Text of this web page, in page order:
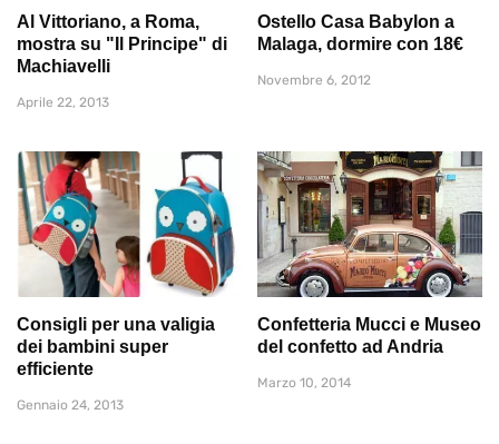
Al Vittoriano, a Roma,
mostra su "Il Principe" di
Machiavelli
Aprile 22, 2013
Ostello Casa Babylon a
Malaga, dormire con 18€
Novembre 6, 2012
Consigli per una valigia
dei bambini super
efficiente
Gennaio 24, 2013
Confetteria Mucci e Museo
del confetto ad Andria
Marzo 10, 2014